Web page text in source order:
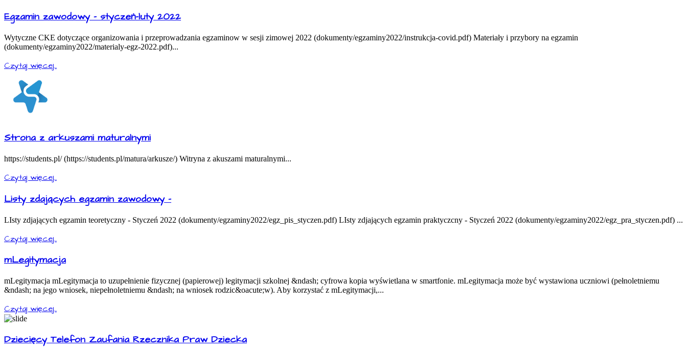
Egzamin zawodowy - styczeń-luty 2022
Wytyczne CKE dotyczące organizowania i przeprowadzania egzaminow w sesji zimowej 2022 (dokumenty/egzaminy2022/instrukcja-covid.pdf) Materiały i przybory na egzamin
(dokumenty/egzaminy2022/materialy-egz-2022.pdf)...
Czytaj więcej...
Strona z arkuszami maturalnymi
https://students.pl/ (https://students.pl/matura/arkusze/) Witryna z akuszami maturalnymi...
Czytaj więcej...
Listy zdających egzamin zawodowy -
LIsty zdjających egzamin teoretyczny - Styczeń 2022 (dokumenty/egzaminy2022/egz_pis_styczen.pdf) LIsty zdjających egzamin praktyczcny - Styczeń 2022 (dokumenty/egzaminy2022/egz_pra_styczen.pdf) ...
Czytaj więcej...
mLegitymacja
mLegitymacja mLegitymacja to uzupełnienie fizycznej (papierowej) legitymacji szkolnej &ndash; cyfrowa kopia wyświetlana w smartfonie. mLegitymacja może być wystawiona uczniowi (pełnoletniemu
&ndash; na jego wniosek, niepełnoletniemu &ndash; na wniosek rodzic&oacute;w). Aby korzystać z mLegitymacji,...
Czytaj więcej...
Dziecięcy Telefon Zaufania Rzecznika Praw Dziecka